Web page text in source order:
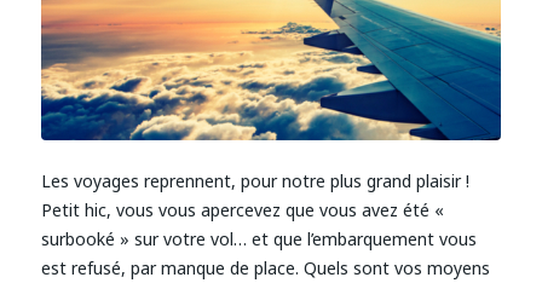
Les voyages reprennent, pour notre plus grand plaisir !
Petit hic, vous vous apercevez que vous avez été «
surbooké » sur votre vol… et que l’embarquement vous
est refusé, par manque de place. Quels sont vos moyens